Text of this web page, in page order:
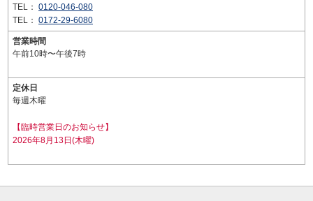
TEL： 0120-046-080
TEL： 0172-29-6080
営業時間
午前10時〜午後7時
定休日
毎週木曜
【臨時営業日のお知らせ】
2026年8月13日(木曜)